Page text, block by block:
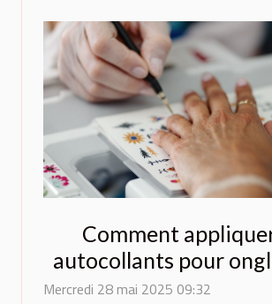
Comment
autocollants pour
un résultat
Mercredi 28 mai 2025 09:32